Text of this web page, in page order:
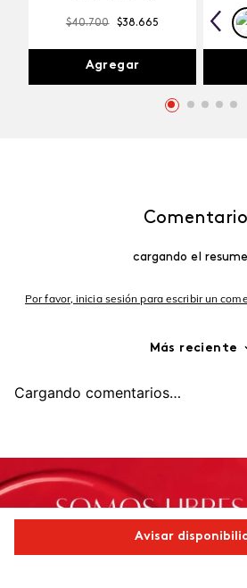
Avisar
$40.700 $38.665
Agregar
cargando el
Por favor, inicia sesión para escribir un
Más reciente
Cargando comentarios…